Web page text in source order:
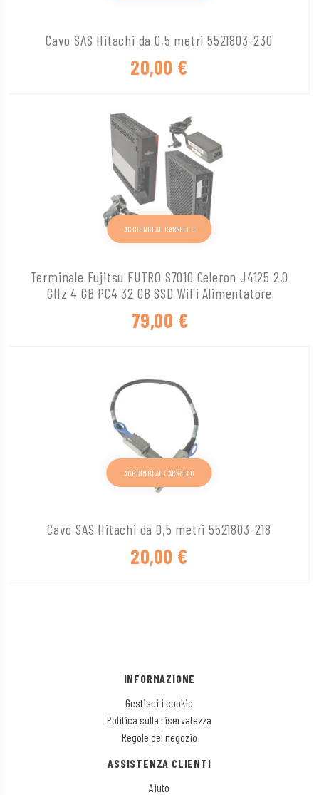
Cavo SAS Hitachi da 0,5 metri 5521803-230
20,00 €
Terminale Fujitsu FUTRO S7010 Celeron J4125 2,0
GHz 4 GB PC4 32 GB SSD WiFi Alimentatore
79,00 €
AGGIUNGI AL CARRELLO
Cavo SAS Hitachi da 0,5 metri 5521803-218
20,00 €
AGGIUNGI AL CARRELLO
INFORMAZIONE
Gestisci i cookie
Politica sulla riservatezza
Regole del negozio
ASSISTENZA CLIENTI
Aiuto